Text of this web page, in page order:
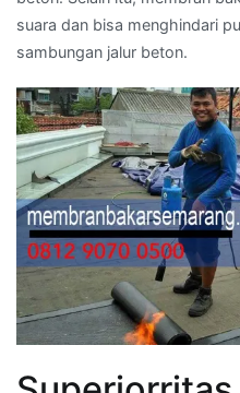
suara dan bisa menghindari
sambungan jalur beton.